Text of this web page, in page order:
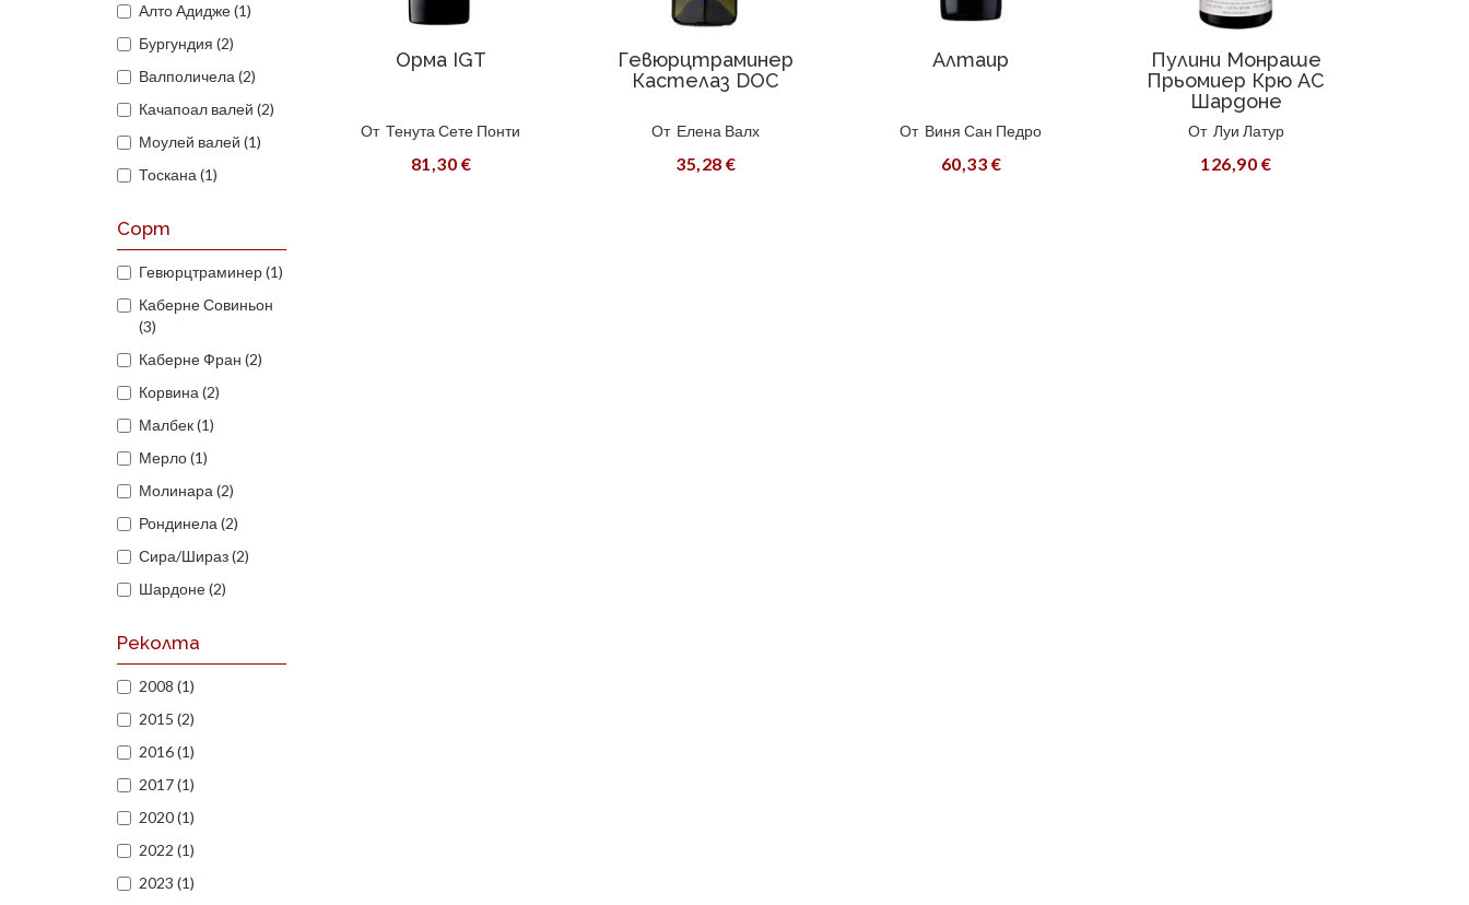
Орма IGT
ОтТенута Сете Понти
81,30 €
Гевюрцтраминер
Кастелаз DOC
От Елена Валх
35,28 €
Алтаир
От Виня Сан Педро
60,33 €
Пулини Монраше
Прьомиер Крю АС
Шардоне
От Луи Латур
126,90 €
Алто Адидже (1)
Бургундия (2)
Валполичела (2)
Качапоал валей (2)
Моулей валей (1)
Тоскана (1)
Сорт
Гевюрцтраминер (1)
Каберне Совиньон
(3)
Каберне Фран (2)
Корвина (2)
Малбек (1)
Мерло (1)
Молинара (2)
Рондинела (2)
Сира/Шираз (2)
Шардоне (2)
Реколта
2008 (1)
2015 (2)
2016 (1)
2017 (1)
2020 (1)
2022 (1)
2023 (1)